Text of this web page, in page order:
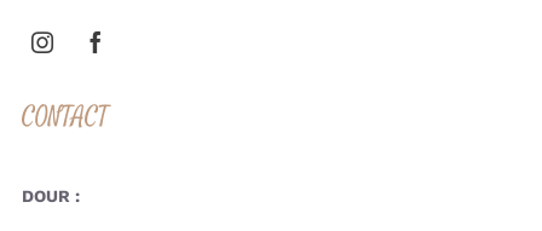
CONTACT
DOUR :